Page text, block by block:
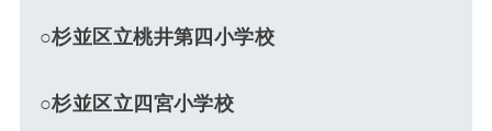
○杉並区立桃井第四小学校
○杉並区立四宮小学校